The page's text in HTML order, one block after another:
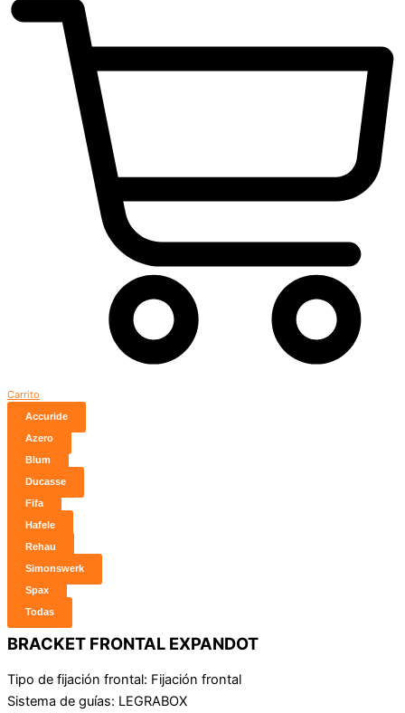
Carrito
Accuride
Azero
Blum
Ducasse
Fifa
Hafele
Rehau
Simonswerk
Spax
Todas
BRACKET FRONTAL EXPANDOT
Tipo de fijación frontal: Fijación frontal
Sistema de guías: LEGRABOX